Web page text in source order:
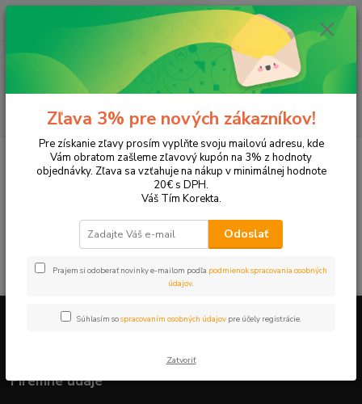
Hľadať
ks
za 0,00 EUR
Tonery a náplne do tlačiarní Canon iR 3300
V tejto kategórii nebol nájdený žiadny tovar.
Firemné údaje
Zľava 3% pre nových zákazníkov!
Pre získanie zľavy prosím vyplňte svoju mailovú adresu, kde
Vám obratom zašleme zľavový kupón na 3% z hodnoty
objednávky. Zľava sa vzťahuje na nákup v minimálnej hodnote
20€ s DPH.
Váš Tím Korekta.
Odoslať
Prajem si odoberať novinky e-mailom podľa podmienok spracovania osobných
údajov.
Súhlasím sospracovaním osobných údajov pre účely registrácie.
Zatvoriť